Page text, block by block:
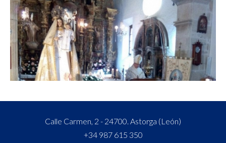
Calle Carmen, 2 - 24700. Astorga (León)
+34 987 615 350